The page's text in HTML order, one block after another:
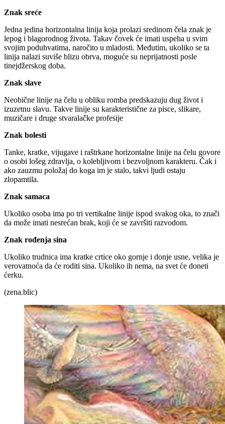
Znak sreće
Jedna jedina horizontalna linija koja prolazi sredinom čela znak je
lepog i blagorodnog života. Takav čovek će imati uspeha u svim
svojim poduhvatima, naročito u mladosti. Međutim, ukoliko se ta
linija nalazi suviše blizu obrva, moguće su neprijatnosti posle
tinejdžerskog doba.
Znak slave
Neobične linije na čelu u obliku romba predskazuju dug život i
izuzetnu slavu. Takve linije su karakteristične za pisce, slikare,
muzičare i druge stvaralačke profesije
Znak bolesti
Tanke, kratke, vijugave i raštrkane horizontalne linije na čelu govore
o osobi lošeg zdravlja, o kolebljivom i bezvoljnom karakteru. Čak i
ako zauzmu položaj do koga im je stalo, takvi ljudi ostaju
zlopamtila.
Znak samaca
Ukoliko osoba ima po tri vertikalne linije ispod svakog oka, to znači
da može imati nesrećan brak, koji će se završiti razvodom.
Znak rođenja sina
Ukoliko trudnica ima kratke crtice oko gornje i donje usne, velika je
verovatnoća da će roditi sina. Ukoliko ih nema, na svet će doneti
ćerku.
(zena.blic)